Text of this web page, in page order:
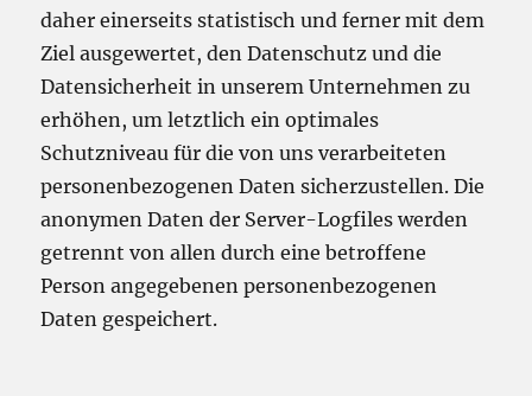
daher einerseits statistisch und ferner mit dem
Ziel ausgewertet, den Datenschutz und die
Datensicherheit in unserem Unternehmen zu
erhöhen, um letztlich ein optimales
Schutzniveau für die von uns verarbeiteten
personenbezogenen Daten sicherzustellen. Die
anonymen Daten der Server-Logfiles werden
getrennt von allen durch eine betroffene
Person angegebenen personenbezogenen
Daten gespeichert.